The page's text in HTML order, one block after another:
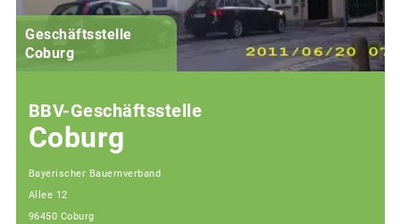
Geschäftsstelle
Coburg
BBV-Geschäftsstelle
Coburg
Bayerischer Bauernverband
Allee 12
96450 Coburg